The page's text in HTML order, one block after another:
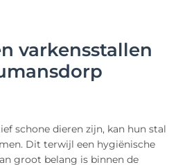
varkensstallen
schone dieren zijn, kan hun stal
Dit terwijl een hygiënische
groot belang is binnen de